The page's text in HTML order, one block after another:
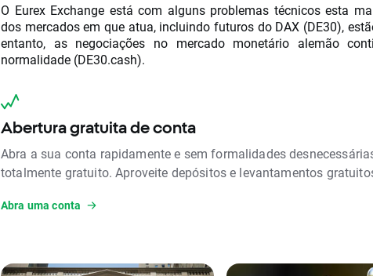
O Eurex Exchange está com alguns problemas técnicos esta
dos mercados em que atua, incluindo futuros do DAX (DE30),
entanto, as negociações no mercado monetário alemão
normalidade (DE30.cash).
Abertura gratuita de conta
Abra a sua conta rapidamente e sem formalidades
totalmente gratuito. Aproveite depósitos e levantamentos
Abra uma conta